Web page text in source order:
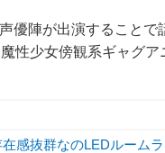
優陣が出演すること
性少女傍観系ギャグ
感抜群なのLEDルーム